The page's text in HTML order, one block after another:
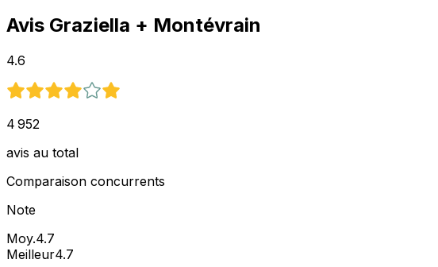
Avis Graziella + Montévrain
4.6
4 952
avis au total
Comparaison concurrents
Note
Moy.4.7
Meilleur4.7